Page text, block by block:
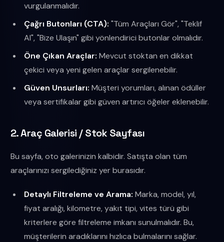
vurgulanmalıdır.
Çağrı Butonları (CTA): "Tüm Araçları Gör", "Teklif
Al", "Bize Ulaşın" gibi yönlendirici butonlar olmalıdır.
Öne Çıkan Araçlar: Mevcut stoktan en dikkat
çekici veya yeni gelen araçlar sergilenebilir.
Güven Unsurları: Müşteri yorumları, alınan ödüller
veya sertifikalar gibi güven artırıcı öğeler eklenebilir.
2. Araç Galerisi / Stok Sayfası
Bu sayfa, oto galerinizin kalbidir. Satışta olan tüm
araçlarınızı sergilediğiniz yer burasıdır.
Detaylı Filtreleme ve Arama: Marka, model, yıl,
fiyat aralığı, kilometre, yakıt tipi, vites türü gibi
kriterlere göre filtreleme imkanı sunulmalıdır. Bu,
müşterilerin aradıklarını hızlıca bulmalarını sağlar.